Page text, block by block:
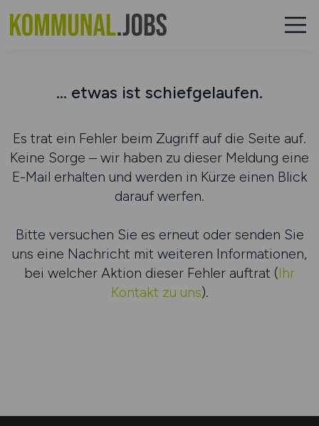
... etwas ist schiefgelaufen.
Es trat ein Fehler beim Zugriff auf die Seite auf.
Keine Sorge – wir haben zu dieser Meldung eine
E-Mail erhalten und werden in Kürze einen Blick
darauf werfen.
Bitte versuchen Sie es erneut oder senden Sie
uns eine Nachricht mit weiteren Informationen,
bei welcher Aktion dieser Fehler auftrat (Ihr
Kontakt zu uns).